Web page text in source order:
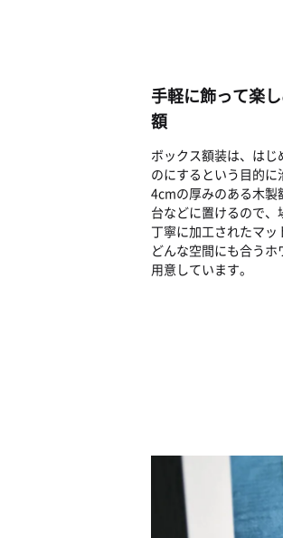
手軽に飾って楽
額
ボックス額装は、は
のにするという目的に
4cmの厚みのある木製
台などに置けるので、
丁寧に加工されたマッ
どんな空間にも合う
用意しています。